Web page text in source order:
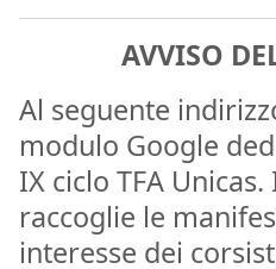
AVVISO
Al seguente
modulo Google
IX ciclo TFA
raccoglie le
interesse dei